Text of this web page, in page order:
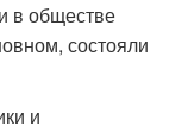
в обществе
состояли
и